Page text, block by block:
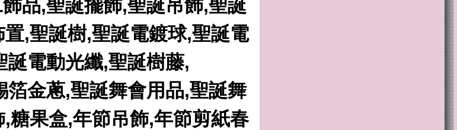
品,聖誕擺飾,聖誕吊飾,聖誕
,聖誕樹,聖誕電鍍球,聖誕電
誕電動光纖,聖誕樹藤,
箔金蔥,聖誕舞會用品,聖誕舞
糖果盒,年節吊飾,年節剪紙春